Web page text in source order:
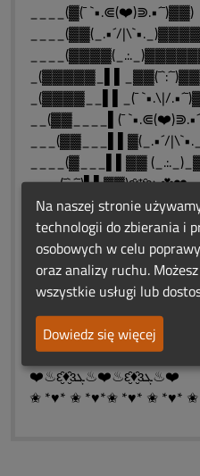
____(▓(¯ `•.⋐(❤️)⋑.•´¯)▓▓)
____(▓▓(_.•´/
_(▓▓▓▓__▌▌_(¯ `•.\|/
__(▓▓____▌(¯
___(▓▓___▌▌▓(_.•´/
____(▓___▌▌▓▓
___ (¯`:´¯)▌▌▓▓)ԑ̮̑❄️̮̑ɜܓ☘️❤️
__(¯ `•.\|/.•´¯)▓▓)
(¯ `•.⋐(❤️)⋑.•´¯)▓▓)
__(_.•´/|\`•._)▓▓▓▓▓)
___(_.:._)▓▓▓▓▓▓▓▓)
❤️♨ԑ̮̑♦̮̑ɜܓ♨❤️♨ԑ̮̑♦̮̑ɜܓ♨❤️
✬ *♥* ✬ *♥*✬ *♥* ✬ *♥* ✬
"Nie umiera ten,kto trwa
w sercach i pamięci naszej"
❤️♨ԑ̮̑♦̮̑ɜܓ♨❤️♨ԑ̮̑♦̮̑ɜܓ♨❤️
✬ *♥* ✬ *♥*✬ *♥* ✬ *♥* ✬
Na naszej stronie
technologii do zbierania i
osobowych w celu
oraz analizy ruchu.
wszystkie usługi lub
Dowiedz się więcej